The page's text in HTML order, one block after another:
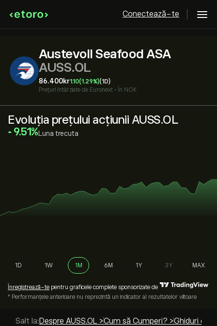
Conectează-te
Austevoll Seafood ASA
AUSS.OL
86.400‎kr‎1.10(1.29%)(1D)
Prețuri întârziate de Euronext • În NOK
Evoluția prețului acțiunii AUSS.OL
‎9.51‎ Luna trecuta
1D 1W 1M 6M 1Y 3Y MAX
Înregistrează-te pentru graficele complete sponsorizate de
* Performanțele anterioare nu reprezintă un indicator al rezultatelor viitoare
Salt la:Despre AUSS.OL >Cum să Cumperi? >Ghiduri de